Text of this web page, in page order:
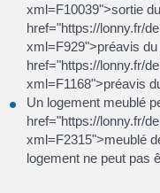
xml=F10039">sortie
href="https://lonny.fr/
xml=F929">préavis
href="https://lonny.fr/
xml=F1168">préavis
Un logement meublé
href="https://lonny.fr/
xml=F2315">meublé
logement ne peut pas